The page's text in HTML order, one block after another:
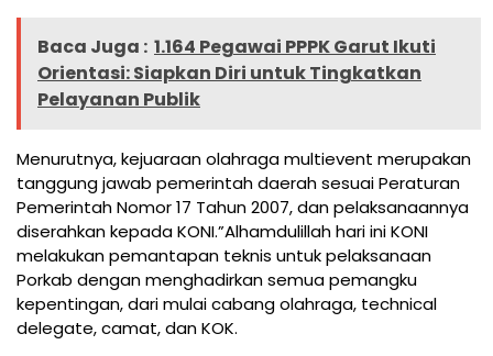
Baca Juga : 1.164 Pegawai PPPK Garut Ikuti
Orientasi: Siapkan Diri untuk Tingkatkan
Pelayanan Publik
Menurutnya, kejuaraan olahraga multievent merupakan
tanggung jawab pemerintah daerah sesuai Peraturan
Pemerintah Nomor 17 Tahun 2007, dan pelaksanaannya
diserahkan kepada KONI.”Alhamdulillah hari ini KONI
melakukan pemantapan teknis untuk pelaksanaan
Porkab dengan menghadirkan semua pemangku
kepentingan, dari mulai cabang olahraga, technical
delegate, camat, dan KOK.